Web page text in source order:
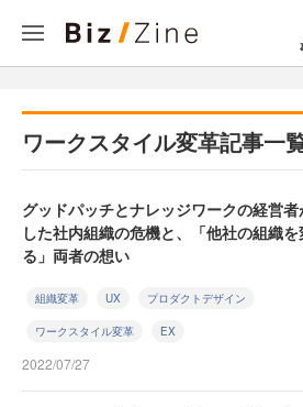
ワークスタイル変革記事一
グッドパッチとナレッジワークの経営
した社内組織の危機と、「他社の組織
る」両者の想い
組織変革 UX プロダクトデザイン
ワークスタイル変革 EX
2022/07/27